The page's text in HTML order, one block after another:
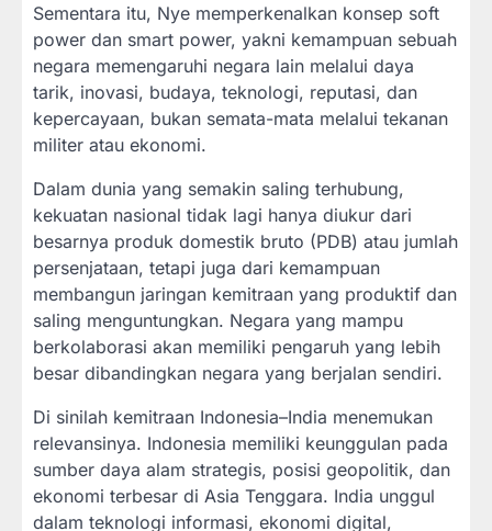
Sementara itu, Nye memperkenalkan konsep soft
power dan smart power, yakni kemampuan sebuah
negara memengaruhi negara lain melalui daya
tarik, inovasi, budaya, teknologi, reputasi, dan
kepercayaan, bukan semata-mata melalui tekanan
militer atau ekonomi.
Dalam dunia yang semakin saling terhubung,
kekuatan nasional tidak lagi hanya diukur dari
besarnya produk domestik bruto (PDB) atau jumlah
persenjataan, tetapi juga dari kemampuan
membangun jaringan kemitraan yang produktif dan
saling menguntungkan. Negara yang mampu
berkolaborasi akan memiliki pengaruh yang lebih
besar dibandingkan negara yang berjalan sendiri.
Di sinilah kemitraan Indonesia–India menemukan
relevansinya. Indonesia memiliki keunggulan pada
sumber daya alam strategis, posisi geopolitik, dan
ekonomi terbesar di Asia Tenggara. India unggul
dalam teknologi informasi, ekonomi digital,